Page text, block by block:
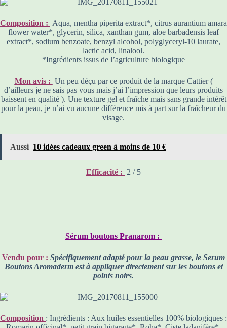
Composition : Aqua, mentha piperita extract*, citrus aurantium amara
flower water*, glycerin, silica, xanthan gum, aloe barbadensis leaf
extract*, sodium benzoate, benzyl alcohol, polyglyceryl-10 laurate,
lactic acid, linalool.
*Ingrédients issus de l’agriculture biologique
Mon avis : Un peu déçu par ce produit de la marque Cattier (
d’ailleurs je ne sais pas vous mais j’ai l’impression que leurs produits
baissent en qualité ). Une texture gel et fraîche mais sans grande intérêt
pour la peau, je n’ai vu aucune différence mis à part sur la fraîcheur du
visage.
Aussi 10 idées cadeaux green à moins de 10 €
Efficacité : 2 / 5
Sérum boutons Pranarom :
Vendu pour : Spécifiquement adapté pour la peau grasse, le Serum
Boutons Aromaderm est à appliquer directement sur les boutons et
points noirs.
Composition : Ingrédients : Aux huiles essentielles 100% biologiques :